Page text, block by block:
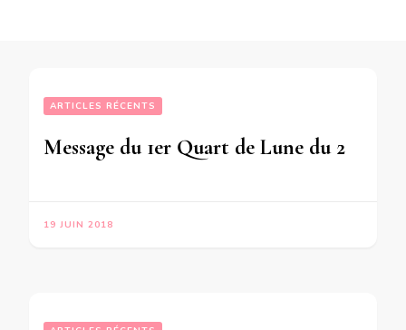
ARTICLES RÉCENTS
19 JUIN 2018